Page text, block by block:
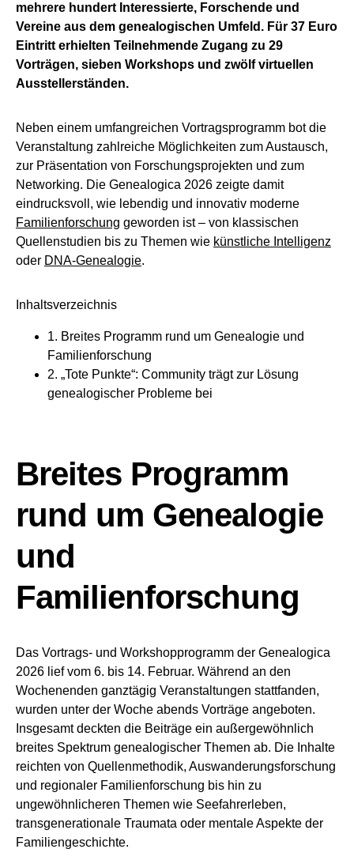
mehrere hundert Interessierte, Forschende und
Vereine aus dem genealogischen Umfeld. Für 37 Euro
Eintritt erhielten Teilnehmende Zugang zu 29
Vorträgen, sieben Workshops und zwölf virtuellen
Ausstellerständen.
Neben einem umfangreichen Vortragsprogramm bot die
Veranstaltung zahlreiche Möglichkeiten zum Austausch,
zur Präsentation von Forschungsprojekten und zum
Networking. Die Genealogica 2026 zeigte damit
eindrucksvoll, wie lebendig und innovativ moderne
Familienforschung geworden ist – von klassischen
Quellenstudien bis zu Themen wie künstliche Intelligenz
oder DNA-Genealogie.
Inhaltsverzeichnis
1. Breites Programm rund um Genealogie und
Familienforschung
2. „Tote Punkte“: Community trägt zur Lösung
genealogischer Probleme bei
Breites Programm
rund um Genealogie
und
Familienforschung
Das Vortrags- und Workshopprogramm der Genealogica
2026 lief vom 6. bis 14. Februar. Während an den
Wochenenden ganztägig Veranstaltungen stattfanden,
wurden unter der Woche abends Vorträge angeboten.
Insgesamt deckten die Beiträge ein außergewöhnlich
breites Spektrum genealogischer Themen ab. Die Inhalte
reichten von Quellenmethodik, Auswanderungsforschung
und regionaler Familienforschung bis hin zu
ungewöhnlicheren Themen wie Seefahrerleben,
transgenerationale Traumata oder mentale Aspekte der
Familiengeschichte.